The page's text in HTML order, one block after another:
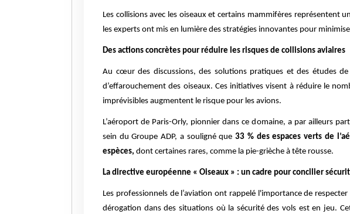
Les collisions avec les oiseaux et certains mammifères
les experts ont mis en lumière des stratégies innovantes pour
Des actions concrètes pour réduire les risques de collisions aviaires
Au cœur des discussions, des solutions pratiques et des études
d’effarouchement des oiseaux. Ces initiatives visent à réduire le
imprévisibles augmentent le risque pour les avions.
L’aéroport de Paris-Orly, pionnier dans ce domaine, a par ailleurs
sein du Groupe ADP, a souligné que33 % des espaces verts de
espèces, dont certaines rares, comme la pie-grièche à tête rousse.
La directive européenne « Oiseaux » : un cadre pour concilier
Les professionnels de l’aviation ont rappelé l'importance de respecter
dérogation dans des situations où la sécurité des vols est en jeu.